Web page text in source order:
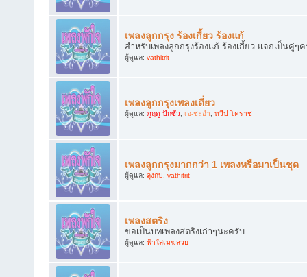
เพลงลูกกรุง ร้องเกี้ยว ร้องแก้
สำหรับเพลงลูกกรุงร้องแก้-ร้องเกี้ยว แจกเป็นคู่ๆ
ผู้ดูแล: vathitrit
เพลงลูกกรุงเพลงเดี่ยว
ผู้ดูแล: ภูฤดู ปักซัว, เอ-ชะอำ, ทวีป โคราช
เพลงลูกกรุงมากกว่า 1 เพลงหรือมาเป็นชุด
ผู้ดูแล: ลุงกบ, vathitrit
เพลงสตริง
ขอเป็นบทเพลงสตริงเก่าๆนะครับ
ผู้ดูแล: ฟ้าใสเมฆสวย